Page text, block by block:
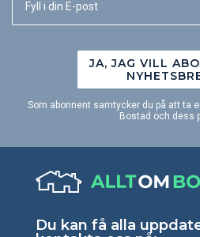
JA, JAG VILL
Som abonnent samtycker du på att ta
Bostad och dess
Du kan få alla